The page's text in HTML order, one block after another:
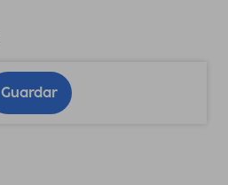
Guardar